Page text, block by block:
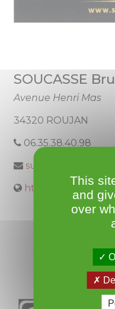
SOUCASSE
Avenue Henri Mas
34320 ROUJAN
06.35.38.40.98
https://www.sud-
This
and
over